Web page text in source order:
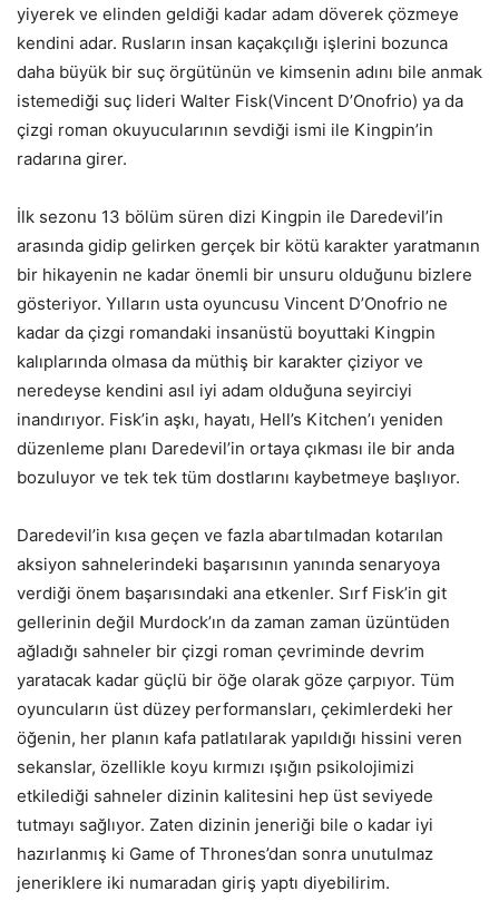
yiyerek ve elinden geldiği kadar adam döverek çözmeye
kendini adar. Rusların insan kaçakçılığı işlerini bozunca
daha büyük bir suç örgütünün ve kimsenin adını bile anmak
istemediği suç lideri Walter Fisk(Vincent D’Onofrio) ya da
çizgi roman okuyucularının sevdiği ismi ile Kingpin’in
radarına girer.
İlk sezonu 13 bölüm süren dizi Kingpin ile Daredevil’in
arasında gidip gelirken gerçek bir kötü karakter yaratmanın
bir hikayenin ne kadar önemli bir unsuru olduğunu bizlere
gösteriyor. Yılların usta oyuncusu Vincent D’Onofrio ne
kadar da çizgi romandaki insanüstü boyuttaki Kingpin
kalıplarında olmasa da müthiş bir karakter çiziyor ve
neredeyse kendini asıl iyi adam olduğuna seyirciyi
inandırıyor. Fisk’in aşkı, hayatı, Hell’s Kitchen’ı yeniden
düzenleme planı Daredevil’in ortaya çıkması ile bir anda
bozuluyor ve tek tek tüm dostlarını kaybetmeye başlıyor.
Daredevil’in kısa geçen ve fazla abartılmadan kotarılan
aksiyon sahnelerindeki başarısının yanında senaryoya
verdiği önem başarısındaki ana etkenler. Sırf Fisk’in git
gellerinin değil Murdock’ın da zaman zaman üzüntüden
ağladığı sahneler bir çizgi roman çevriminde devrim
yaratacak kadar güçlü bir öğe olarak göze çarpıyor. Tüm
oyuncuların üst düzey performansları, çekimlerdeki her
öğenin, her planın kafa patlatılarak yapıldığı hissini veren
sekanslar, özellikle koyu kırmızı ışığın psikolojimizi
etkilediği sahneler dizinin kalitesini hep üst seviyede
tutmayı sağlıyor. Zaten dizinin jeneriği bile o kadar iyi
hazırlanmış ki Game of Thrones’dan sonra unutulmaz
jeneriklere iki numaradan giriş yaptı diyebilirim.